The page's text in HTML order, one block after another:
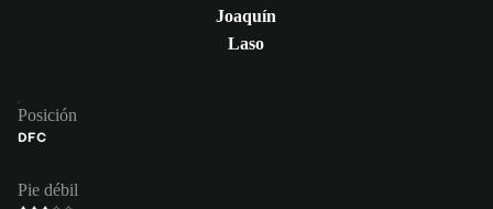
Joaquín
Laso
Posición
DFC
Pie débil